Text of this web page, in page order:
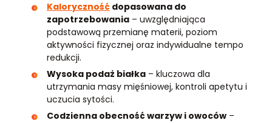
Kaloryczność dopasowana do
zapotrzebowania – uwzględniająca
podstawową przemianę materii, poziom
aktywności fizycznej oraz indywidualne tempo
redukcji.
Wysoka podaż białka – kluczowa dla
utrzymania masy mięśniowej, kontroli apetytu i
uczucia sytości.
Codzienna obecność warzyw i owoców –